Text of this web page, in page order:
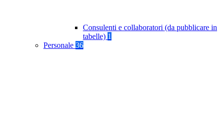
Consulenti e collaboratori (da pubblicare in
tabelle) 1
Personale 36